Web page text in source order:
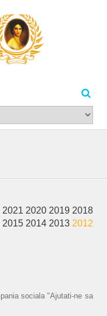
2021 2020 2019 2018
2015 2014 2013 2012
sociala "Ajutati-ne sa